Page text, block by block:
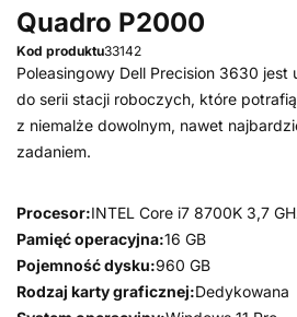
Quadro P2000
Kod produktu33142
Poleasingowy Dell Precision 3630 jest
do serii stacji roboczych, które
z niemalże dowolnym, nawet
zadaniem.
Procesor:INTEL Core i7 8700K 3,7
Pamięć operacyjna:16 GB
Pojemność dysku:960 GB
Rodzaj karty graficznej:Dedykowana